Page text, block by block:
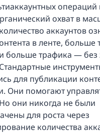
охват в
аккаунтов
в ленте, больше
больше трафика — без
для публикации
Они помогают
они никогда не были
для роста через
количества